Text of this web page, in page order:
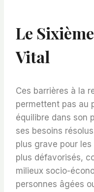
Le
Vital
Ces barrières à la
permettent pas au
équilibre dans son
ses besoins
plus grave pour
plus défavorisés,
milieux socio-
personnes âgées